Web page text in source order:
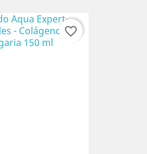
favorite_border